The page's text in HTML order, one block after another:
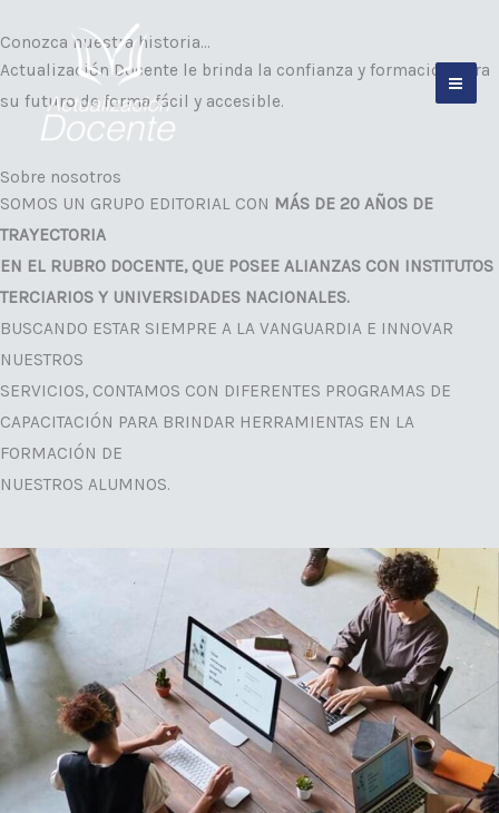
al
contenido
Conozca nuestra historia...
Actualización Docente le brinda la confianza y formación para
su futuro de forma fácil y accesible.
Sobre nosotros
SOMOS UN GRUPO EDITORIAL CON MÁS DE 20 AÑOS DE
TRAYECTORIA
EN EL RUBRO DOCENTE, QUE POSEE ALIANZAS CON INSTITUTOS
TERCIARIOS Y UNIVERSIDADES NACIONALES.
BUSCANDO ESTAR SIEMPRE A LA VANGUARDIA E INNOVAR
NUESTROS
SERVICIOS, CONTAMOS CON DIFERENTES PROGRAMAS DE
CAPACITACIÓN PARA BRINDAR HERRAMIENTAS EN LA
FORMACIÓN DE
NUESTROS ALUMNOS.